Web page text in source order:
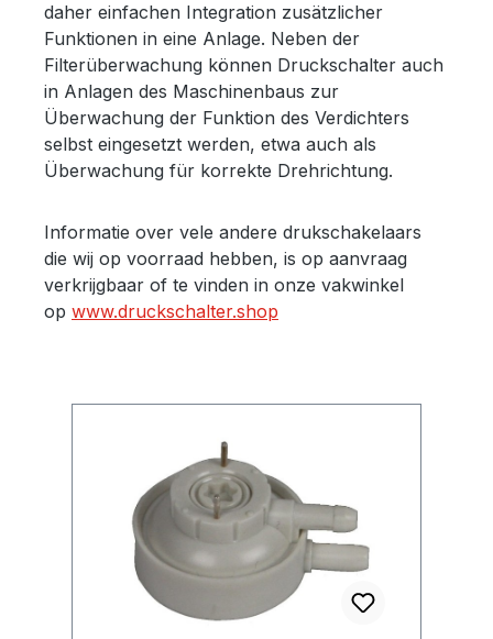
daher einfachen Integration zusätzlicher
Funktionen in eine Anlage. Neben der
Filterüberwachung können Druckschalter auch
in Anlagen des Maschinenbaus zur
Überwachung der Funktion des Verdichters
selbst eingesetzt werden, etwa auch als
Überwachung für korrekte Drehrichtung.
Informatie over vele andere drukschakelaars
die wij op voorraad hebben, is op aanvraag
verkrijgbaar of te vinden in onze vakwinkel
op www.druckschalter.shop